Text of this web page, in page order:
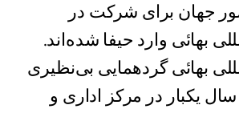
۱۷۰ کشور جهان برای شرکت در
بهائی وارد حیفا شده‌اند.
بهائی گردهمایی بی‌نظیری
یکبار در مرکز اداری و